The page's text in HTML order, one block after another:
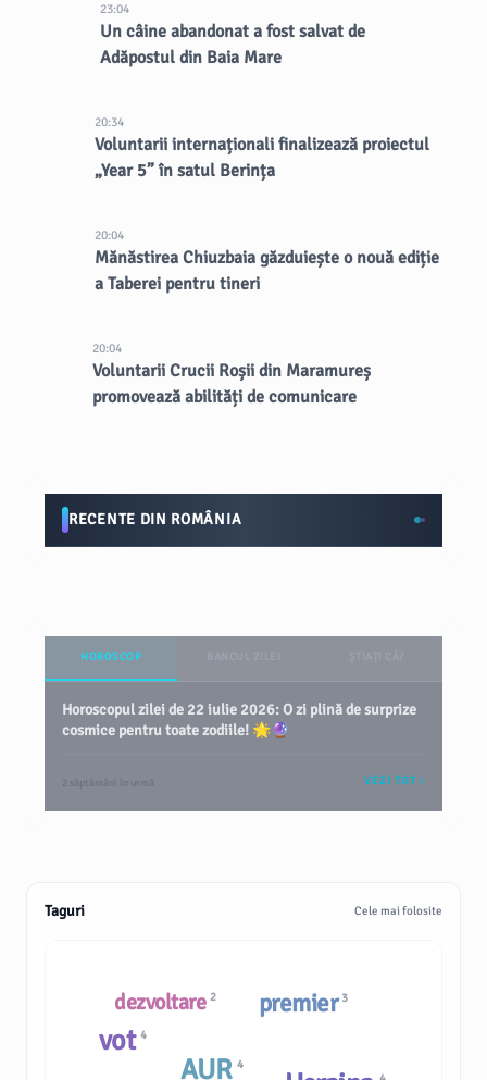
23:04
Un câine abandonat a fost salvat de
Adăpostul din Baia Mare
20:34
Voluntarii internaționali finalizează proiectul
„Year 5” în satul Berința
20:04
Mănăstirea Chiuzbaia găzduiește o nouă ediție
a Taberei pentru tineri
20:04
Voluntarii Crucii Roșii din Maramureș
promovează abilități de comunicare
RECENTE DIN ROMÂNIA
HOROSCOP
Horoscopul zilei de 22 iulie 2026: O zi plină de surprize
cosmice pentru toate zodiile! 🌟🔮
2 săptămâni în urmă VEZI TOT
Taguri Cele mai folosite
AUR4
dezvoltare 2 premier3
vot4